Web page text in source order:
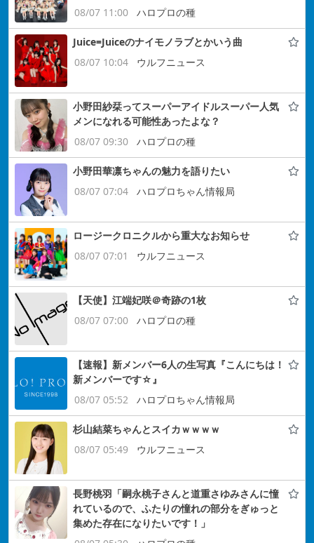
08/07 11:00
ハロプロの種
Juice=Juiceのナイモノラブとかいう曲
08/07 10:04
ウルフニュース
小野田紗栞ってスーパーアイドルスーパー人気
メンになれる可能性あったよな？
08/07 09:30
ハロプロの種
小野田華凛ちゃんの魅力を語りたい
08/07 07:04
ハロプロちゃん情報局
ロージークロニクルから重大なお知らせ
08/07 07:01
ウルフニュース
【天使】江端妃咲＠奇跡の1枚
08/07 07:00
ハロプロの種
【速報】新メンバー6人の生写真『こんにちは！
新メンバーです☆』
08/07 05:52
ハロプロちゃん情報局
杉山結菜ちゃんとスイカｗｗｗｗ
08/07 05:49
ウルフニュース
長野桃羽「嗣永桃子さんと道重さゆみさんに憧
れているので、ふたりの憧れの部分をぎゅっと
集めた存在になりたいです！」